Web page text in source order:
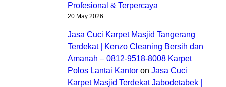
Profesional & Terpercaya
20 May 2026
Jasa Cuci Karpet Masjid Tangerang
Terdekat | Kenzo Cleaning Bersih dan
Amanah – 0812-9518-8008 Karpet
Polos Lantai Kantor on Jasa Cuci
Karpet Masjid Terdekat Jabodetabek |